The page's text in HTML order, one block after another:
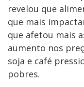
revelou que
que mais
que afetou mais
aumento nos
soja e café
pobres.